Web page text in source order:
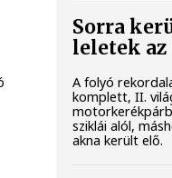
Sorra
leletek az
A folyó
komplett, II.
sziklái alól,
akna került elő.